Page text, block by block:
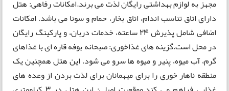
مجهز به لوازم بهداشتی رایگان لذت می برند.امکانات رفاهی: هتل
دارای اتاق تناسب اندام، اتاق بخار، حمام و سونا می باشد. امکانات
اضافی شامل پذیرش 24 ساعته، خدمات دربان، و پارکینگ رایگان
در محل است.گزینه های غذاخوری: صبحانه بوفه قاره ای با غذاهای
گرم، آب میوه، پنیر و میوه ها سرو می شود. این هتل همچنین یک
منطقه ناهار خوری را برای میهمانان برای لذت بردن از وعده های